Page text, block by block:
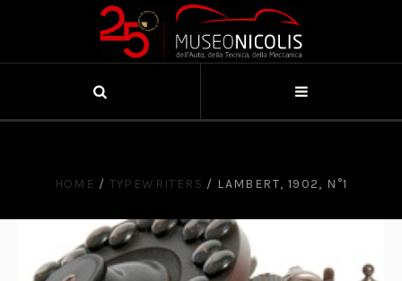
HOME / TYPEWRITERS / LAMBERT, 1902, N°1